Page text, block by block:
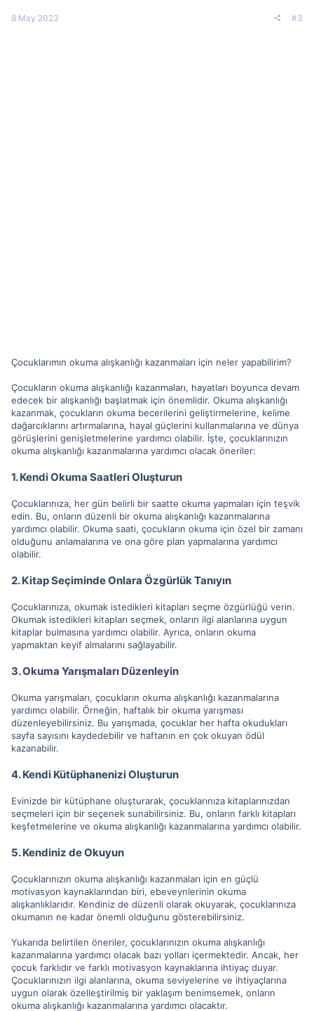
8 May 2023 #3
Çocuklarımın okuma alışkanlığı kazanmaları için neler yapabilirim?
Çocukların okuma alışkanlığı kazanmaları, hayatları boyunca devam
edecek bir alışkanlığı başlatmak için önemlidir. Okuma alışkanlığı
kazanmak, çocukların okuma becerilerini geliştirmelerine, kelime
dağarcıklarını artırmalarına, hayal güçlerini kullanmalarına ve dünya
görüşlerini genişletmelerine yardımcı olabilir. İşte, çocuklarınızın
okuma alışkanlığı kazanmalarına yardımcı olacak öneriler:
1. Kendi Okuma Saatleri Oluşturun
Çocuklarınıza, her gün belirli bir saatte okuma yapmaları için teşvik
edin. Bu, onların düzenli bir okuma alışkanlığı kazanmalarına
yardımcı olabilir. Okuma saati, çocukların okuma için özel bir zamanı
olduğunu anlamalarına ve ona göre plan yapmalarına yardımcı
olabilir.
2. Kitap Seçiminde Onlara Özgürlük Tanıyın
Çocuklarınıza, okumak istedikleri kitapları seçme özgürlüğü verin.
Okumak istedikleri kitapları seçmek, onların ilgi alanlarına uygun
kitaplar bulmasına yardımcı olabilir. Ayrıca, onların okuma
yapmaktan keyif almalarını sağlayabilir.
3. Okuma Yarışmaları Düzenleyin
Okuma yarışmaları, çocukların okuma alışkanlığı kazanmalarına
yardımcı olabilir. Örneğin, haftalık bir okuma yarışması
düzenleyebilirsiniz. Bu yarışmada, çocuklar her hafta okudukları
sayfa sayısını kaydedebilir ve haftanın en çok okuyan ödül
kazanabilir.
4. Kendi Kütüphanenizi Oluşturun
Evinizde bir kütüphane oluşturarak, çocuklarınıza kitaplarınızdan
seçmeleri için bir seçenek sunabilirsiniz. Bu, onların farklı kitapları
keşfetmelerine ve okuma alışkanlığı kazanmalarına yardımcı olabilir.
5. Kendiniz de Okuyun
Çocuklarınızın okuma alışkanlığı kazanmaları için en güçlü
motivasyon kaynaklarından biri, ebeveynlerinin okuma
alışkanlıklarıdır. Kendiniz de düzenli olarak okuyarak, çocuklarınıza
okumanın ne kadar önemli olduğunu gösterebilirsiniz.
Yukarıda belirtilen öneriler, çocuklarınızın okuma alışkanlığı
kazanmalarına yardımcı olacak bazı yolları içermektedir. Ancak, her
çocuk farklıdır ve farklı motivasyon kaynaklarına ihtiyaç duyar.
Çocuklarınızın ilgi alanlarına, okuma seviyelerine ve ihtiyaçlarına
uygun olarak özelleştirilmiş bir yaklaşım benimsemek, onların
okuma alışkanlığı kazanmalarına yardımcı olacaktır.